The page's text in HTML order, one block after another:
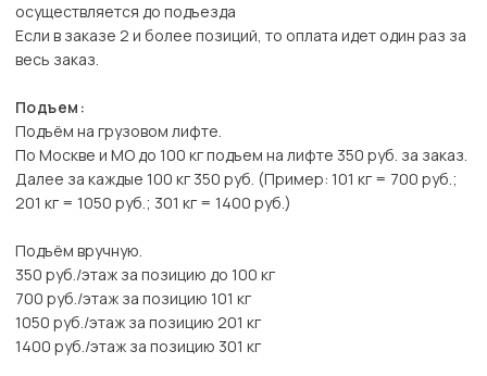
осуществляется до подъезда
Если в заказе 2 и более позиций, то оплата идет один раз за
весь заказ.
Подъем:
Подъём на грузовом лифте.
По Москве и МО до 100 кг подъем на лифте 350 руб. за заказ.
Далее за каждые 100 кг 350 руб. (Пример: 101 кг = 700 руб.;
201 кг = 1050 руб.; 301 кг = 1400 руб.)
Подъём вручную.
350 руб./этаж за позицию до 100 кг
700 руб./этаж за позицию 101 кг
1050 руб./этаж за позицию 201 кг
1400 руб./этаж за позицию 301 кг